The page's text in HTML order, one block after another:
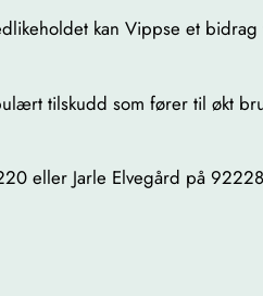
kan Vippse et
tilskudd som fører til økt
eller Jarle Elvegård på